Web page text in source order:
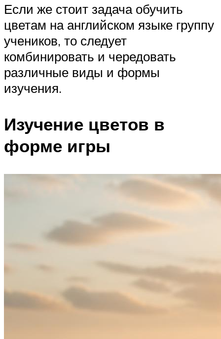
Если же стоит задача обучить
цветам на английском языке группу
учеников, то следует
комбинировать и чередовать
различные виды и формы
изучения.
Изучение цветов в
форме игры